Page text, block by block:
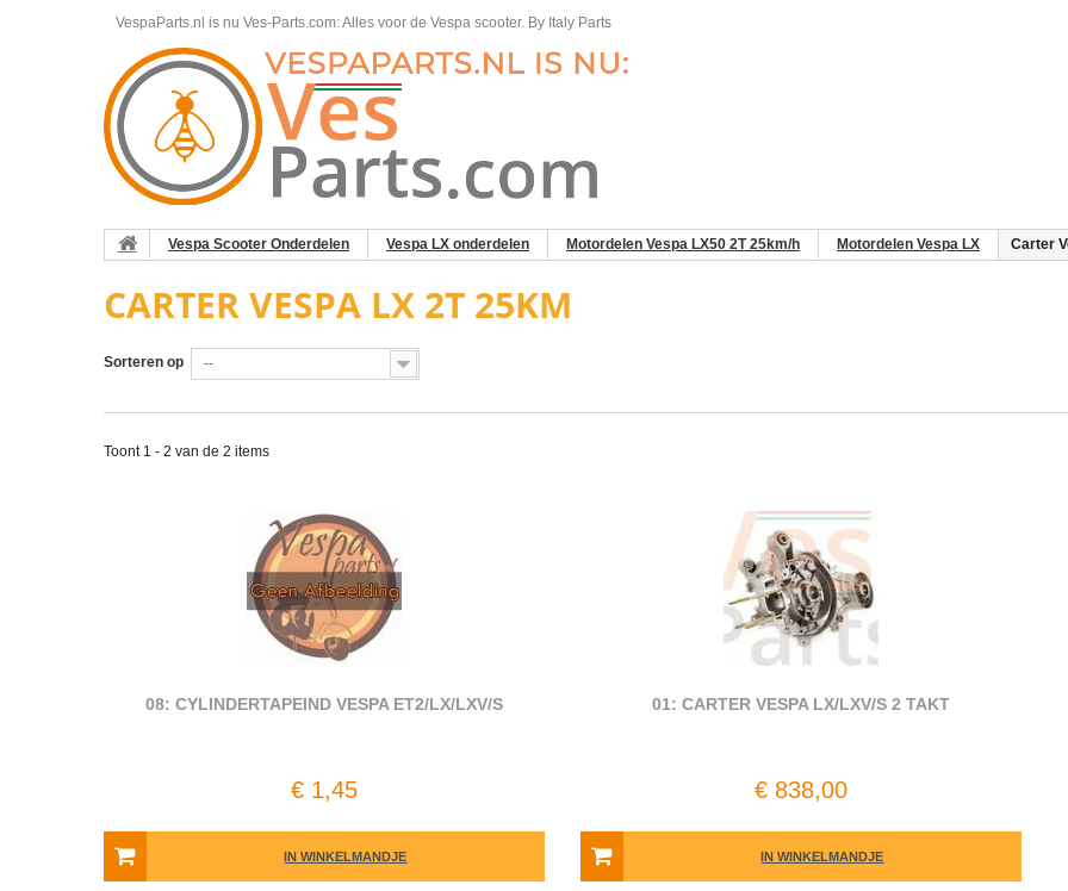
VespaParts.nl is nu Ves-Parts.com: Alles voor de Vespa scooter. By Italy Parts
Vespa Scooter Onderdelen Vespa LX onderdelen Motordelen Vespa LX50 2T 25km/h Motordelen Vespa LX Carter
CARTER VESPA LX 2T 25KM
Sorteren op --
Toont 1 - 2 van de 2 items
08: CYLINDERTAPEIND VESPA ET2/LX/LXV/S
€ 1,45
IN WINKELMANDJE
01: CARTER VESPA LX/LXV/S 2 TAKT
€ 838,00
IN WINKELMANDJE